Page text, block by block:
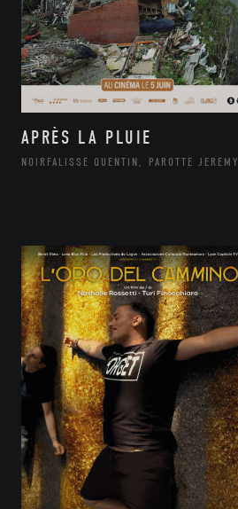
APRÈS LA PLUIE
NOIRFALISSE QUENTIN, PAROTTE JEREMY